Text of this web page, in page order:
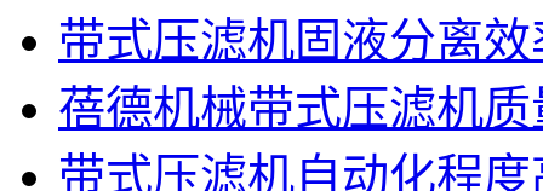
带式压滤机固液分离
蓓德机械带式压滤机
带式压滤机自动化程度